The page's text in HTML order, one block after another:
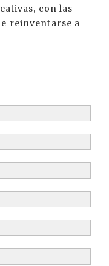
con las
reinventarse a